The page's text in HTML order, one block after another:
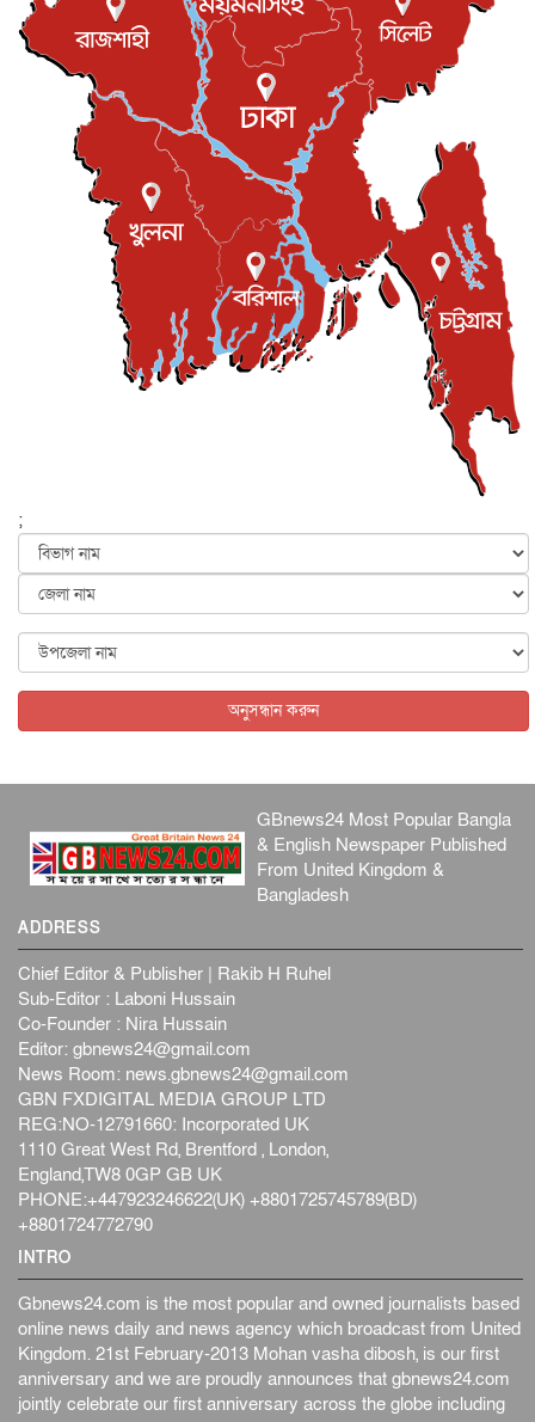
যুক্তরাজ্যে বসবাসরত জাতীয়তাবাদী কুলাউড়াবাসীর মত বিনিময়
সভা...
ইউকে কমিউনিটি ৫ আগস্ট, ২০২৬
প্রধানমন্ত্রীকে সৌদি আরব সফরের আমন্ত্রণ
জাতীয় ৫ আগস্ট, ২০২৬
জুলাই গণ-অভ্যুত্থান দিবস আজ, স্মরণে দেশজুড়ে কর্মসূচি
জাতীয় ৫ আগস্ট, ২০২৬
জনগণ পরিবর্তন চেয়েছে বলেই জুলাই আন্দোলন সফল :
৫ আগস্ট, ২০২৬
বেনজীর আহমেদের সঙ্গে পরীমনির ঘনিষ্ঠ সম্পর্ক ছিল : নাসির
মাহম...
জাতীয় ৫ আগস্ট, ২০২৬
হরমুজ নিয়ে ইরান-মার্কিন চুক্তি হতে পারে আজ : মার্কিন অর্থমন...
৫ আগস্ট, ২০২৬
পৃথিবীর দিকে আসছে বিধ্বংসী বস্তু, পারমাণবিক বোমা দিয়ে করা
আন্তর্জাতিক ৫ আগস্ট, ২০২৬
কেনিয়ায় ১৫ হাতির রহস্যজনক মৃত্যু, সন্দেহের মুখে কীটনাশকের
আন্তর্জাতিক ৫ আগস্ট, ২০২৬
;
অনুসন্ধান করুন
GBnews24 Most Popular Bangla
& English Newspaper Published
From United Kingdom &
Bangladesh
ADDRESS
Chief Editor & Publisher | Rakib H Ruhel
Sub-Editor : Laboni Hussain
Co-Founder : Nira Hussain
Editor: gbnews24@gmail.com
News Room: news.gbnews24@gmail.com
GBN FXDIGITAL MEDIA GROUP LTD
REG:NO-12791660: Incorporated UK
1110 Great West Rd, Brentford , London,
England,TW8 0GP GB UK
PHONE:+447923246622(UK) +8801725745789(BD)
+8801724772790
INTRO
Gbnews24.com is the most popular and owned journalists based
online news daily and news agency which broadcast from United
Kingdom. 21st February-2013 Mohan vasha dibosh, is our first
anniversary and we are proudly announces that gbnews24.com
jointly celebrate our first anniversary across the globe including